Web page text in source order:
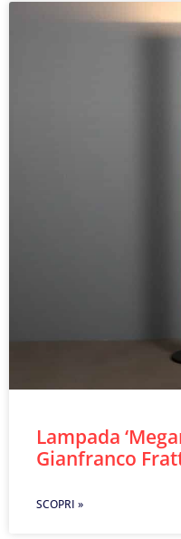
Lampada
Gianfranco
SCOPRI »